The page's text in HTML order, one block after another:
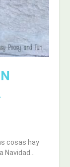
cosas hay